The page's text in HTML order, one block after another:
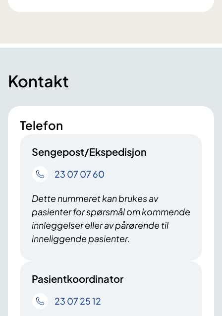
Kontakt
Telefon
Sengepost/Ekspedisjon
23 07 07 60
Dette nummeret kan brukes av
pasienter for spørsmål om kommende
innleggelser eller av pårørende til
inneliggende pasienter.
Pasientkoordinator
23 07 25 12